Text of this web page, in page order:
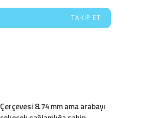
TAKIP ET
Çerçevesi 8.74 mm ama arabayı